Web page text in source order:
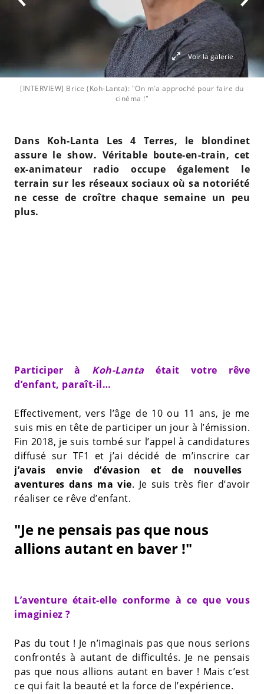
[INTERVIEW] Brice (Koh-Lanta): "On m’a approché pour faire du
cinéma !"
Voir la galerie
Dans Koh-Lanta Les 4 Terres, le blondinet
assure le show. Véritable boute-en-train, cet
ex-animateur radio occupe également le
terrain sur les réseaux sociaux où sa notoriété
ne cesse de croître chaque semaine un peu
plus.
Participer à Koh-Lanta était votre rêve
d’enfant, paraît-il…
Effectivement, vers l’âge de 10 ou 11 ans, je me
suis mis en tête de participer un jour à l’émission.
Fin 2018, je suis tombé sur l’appel à candidatures
diffusé sur TF1 et j’ai décidé de m’inscrire car
j’avais envie d’évasion et de nouvelles
aventures dans ma vie. Je suis très fier d’avoir
réaliser ce rêve d’enfant.
"Je ne pensais pas que nous
allions autant en baver !"
L’aventure était-elle conforme à ce que vous
imaginiez ?
Pas du tout ! Je n’imaginais pas que nous serions
confrontés à autant de difficultés. Je ne pensais
pas que nous allions autant en baver ! Mais c’est
ce qui fait la beauté et la force de l’expérience.